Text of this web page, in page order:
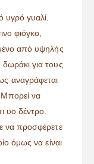
υγρό γυαλί.
φιόγκο,
από υψηλής
για τους
αναγράφεται
να
υο δέντρο.
να προσφέρετε
όμως να είναι